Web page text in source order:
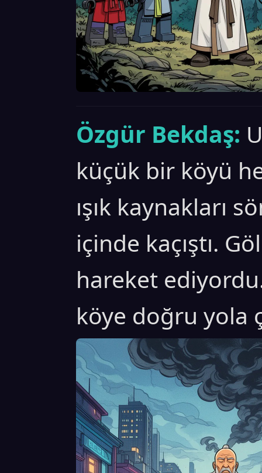
Özgür Bekdaş:
küçük bir köyü
ışık kaynakları
içinde kaçıştı.
hareket
köye doğru yola